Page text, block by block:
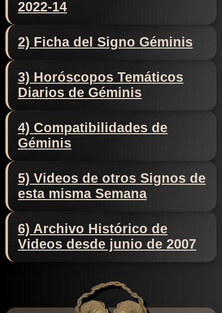
2022-14
2) Ficha del Signo Géminis
3) Horóscopos Temáticos
Diarios de Géminis
4) Compatibilidades de
Géminis
5) Videos de otros Signos de
esta misma Semana
6) Archivo Histórico de
Videos desde junio de 2007